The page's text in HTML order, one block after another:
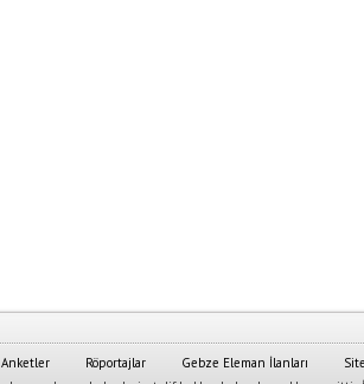
Anketler Röportajlar Gebze Eleman İlanları